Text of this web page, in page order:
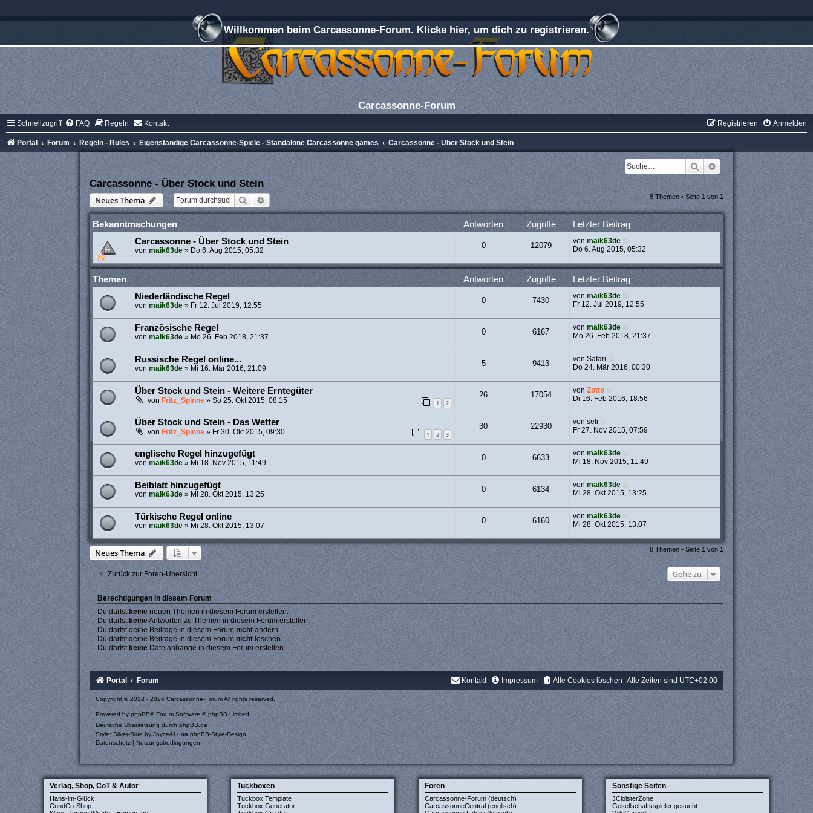
Willkommen beim Carcassonne-Forum. Klicke hier, um dich zu registrieren.
Carcassonne-Forum
Schnellzugriff FAQ Regeln Kontakt Anmelden
Registrieren
Portal Forum Regeln - Rules Eigenständige Carcassonne-Spiele - Standalone Carcassonne games Carcassonne - Über Stock und Stein
Suche
Erweiterte Suche
Carcassonne - Über Stock und Stein
Neues Thema
Suche Erweiterte Suche 8 Themen • Seite1 von1
Bekanntmachungen Antworten Zugriffe Letzter Beitrag
Carcassonne - Über Stock und Stein
von maik63de» Do 6. Aug 2015, 05:32
0 12079 vonmaik63de
Do 6. Aug 2015, 05:32
Themen Antworten Zugriffe Letzter Beitrag
Niederländische Regel
von maik63de» Fr 12. Jul 2019, 12:55
0 7430 vonmaik63de
Fr 12. Jul 2019, 12:55
Französische Regel
von maik63de» Mo 26. Feb 2018, 21:37
0 6167 vonmaik63de
Mo 26. Feb 2018, 21:37
Russische Regel online...
von maik63de» Mi 16. Mär 2016, 21:09
5 9413 vonSafari
Do 24. Mär 2016, 00:30
Über Stock und Stein - Weitere Erntegüter
von Fritz_Spinne» So 25. Okt 2015, 08:15 1 2
26 17054 vonZotto
Di 16. Feb 2016, 18:56
Über Stock und Stein - Das Wetter
von Fritz_Spinne» Fr 30. Okt 2015, 09:30 1 2 3
30 22930 vonseli
Fr 27. Nov 2015, 07:59
englische Regel hinzugefügt
von maik63de» Mi 18. Nov 2015, 11:49
0 6633 vonmaik63de
Mi 18. Nov 2015, 11:49
Beiblatt hinzugefügt
von maik63de» Mi 28. Okt 2015, 13:25
0 6134 vonmaik63de
Mi 28. Okt 2015, 13:25
Türkische Regel online
von maik63de» Mi 28. Okt 2015, 13:07
0 6160 vonmaik63de
Mi 28. Okt 2015, 13:07
Neues Thema 8 Themen • Seite1 von1
Zurück zur Foren-Übersicht Gehe zu
Berechtigungen in diesem Forum
Du darfst keineneuen Themen in diesem Forum erstellen.
Du darfst keineAntworten zu Themen in diesem Forum erstellen.
Du darfst deine Beiträge in diesem Forum nichtändern.
Du darfst deine Beiträge in diesem Forum nichtlöschen.
Du darfst keineDateianhänge in diesem Forum erstellen.
Portal Forum Alle Zeiten sind UTC+02:00
Alle Cookies löschen
Impressum
Kontakt
Copyright © 2012 - 2026 Carcassonne-Forum All rights reserved.
Powered byphpBB® Forum Software © phpBB Limited
Deutsche Übersetzung durch phpBB.de
Style: Silver-Blue by Joyce&Luna phpBB-Style-Design
Datenschutz |Nutzungsbedingungen
Verlag, Shop, CoT & Autor
Hans-im-Glück
CundCo-Shop
Tuckboxen
Tuckbox Template
Tuckbox Generator
Foren
Carcassonne-Forum (deutsch)
CarcassonneCentral (englisch)
Sonstige Seiten
JCloisterZone
Gesellschaftsspieler gesucht